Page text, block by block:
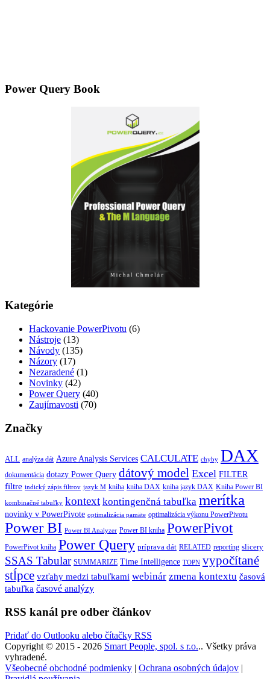
Power Query Book
Kategórie
Hackovanie PowerPivotu (6)
Nástroje (13)
Návody (135)
Názory (17)
Nezaradené (1)
Novinky (42)
Power Query (40)
Zaujímavosti (70)
Značky
ALL analýza dát Azure Analysis Services CALCULATE chyby DAX
dokumentácia dotazy Power Query dátový model Excel FILTER
filtre indický zápis filtrov jazyk M kniha kniha DAX kniha jazyk DAX Kniha Power BI
kombinačné tabuľky kontext kontingenčná tabuľka merítka
novinky v PowerPivote optimalizácia pamäte optimalizácia výkonu PowerPivotu
Power BI Power BI Analyzer Power BI kniha PowerPivot
PowerPivot kniha Power Query príprava dát RELATED reportíng slicery
SSAS Tabular SUMMARIZE Time Intelligence TOPN vypočítané
stĺpce vzťahy medzi tabuľkami webinár zmena kontextu časová
tabuľka časové analýzy
RSS kanál pre odber článkov
Pridať do Outlooku alebo čítačky RSS
Copyright © 2015 - 2026 Smart People, spol. s r.o... Všetky práva
vyhradené.
Všeobecné obchodné podmienky | Ochrana osobných údajov |